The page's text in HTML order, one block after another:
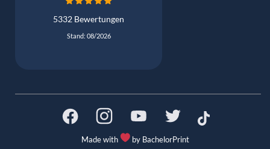
5332 Bewertungen
Stand: 08/2026
Made with by BachelorPrint